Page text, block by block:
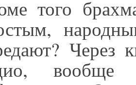
того
Через
вообще